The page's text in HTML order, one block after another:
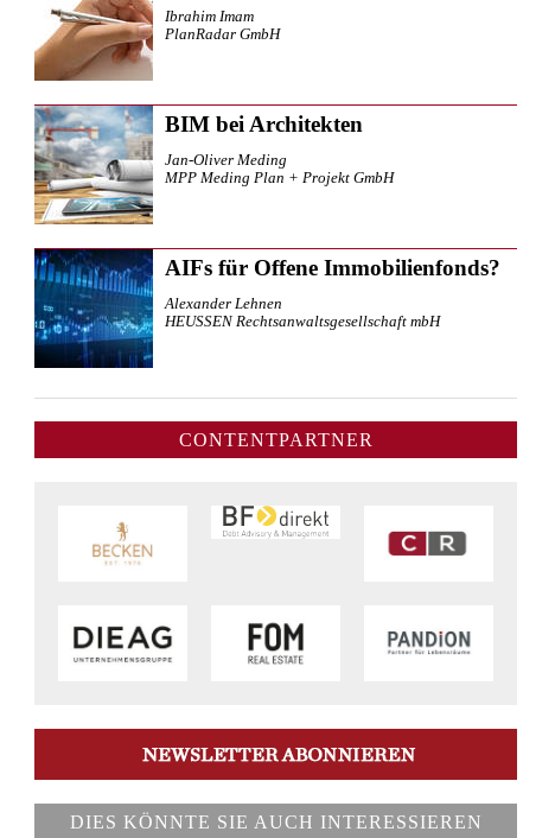
Ibrahim Imam
PlanRadar GmbH
BIM bei Architekten
Jan-Oliver Meding
MPP Meding Plan + Projekt GmbH
AIFs für Offene Immobilienfonds?
Alexander Lehnen
HEUSSEN Rechtsanwaltsgesellschaft mbH
CONTENTPARTNER
DIES KÖNNTE SIE AUCH INTERESSIEREN